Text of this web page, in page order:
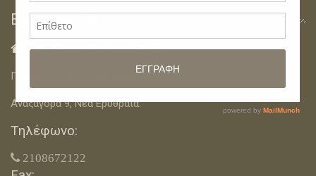
Επικοινωνία
 Διευθύνσεις Γραφείων:
Πίνδου 12, Νέα Φιλαδέλφεια.
Αναξαγόρα 9, Νέα Ερυθραία.
Τηλέφωνο:
 2108672122